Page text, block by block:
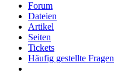
Forum
Dateien
Artikel
Seiten
Tickets
Häufig gestellte Fragen